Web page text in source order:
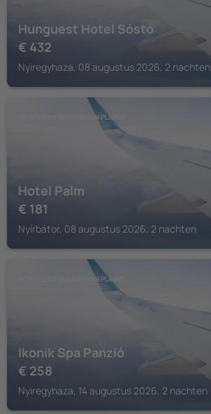
Hunguest Hotel Sóstó
€ 432
Nyiregyhaza, 08 augustus 2026, 2 nachten
NORTHERN HUNGARIAN PLAINS
Hotel Palm
€ 181
Nyírbátor, 08 augustus 2026, 2 nachten
NORTHERN HUNGARIAN PLAINS
Ikonik Spa Panzió
€ 258
Nyiregyhaza, 14 augustus 2026, 2 nachten